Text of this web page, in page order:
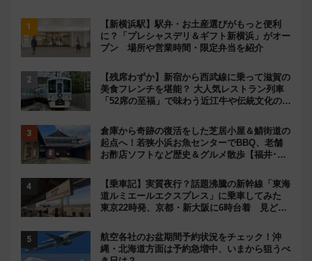
【新横浜駅】駅弁・お土産選びがもっと便利
に？「プレシャスデリ＆ギフト新横浜」がオー
プン 場所や営業時間・限定弁当を紹介
【残席わずか】新宿から西武線に乗って滋賀の
美食フレンチを堪能？ 大人気レストラン列車
「52席の至福」で味わう近江牛や伝統文化の特
倉庫から奇跡の復活をした芝居小屋＆鯖街道の
起点へ！若狭小浜お魚センターでBBQ、老舗
お酢店ソフトなど歴史＆グルメ散歩【福井･小
【乗車記】実質夜行？話題沸騰の新幹線「東海
道ルミエールエクスプレス」に乗車してみた
東京22時発、京都・新大阪に6時台着 見どこ
航空各社のお盆期間予約状況をチェック！沖
縄・北海道方面は予約急増中、いまから狙うべ